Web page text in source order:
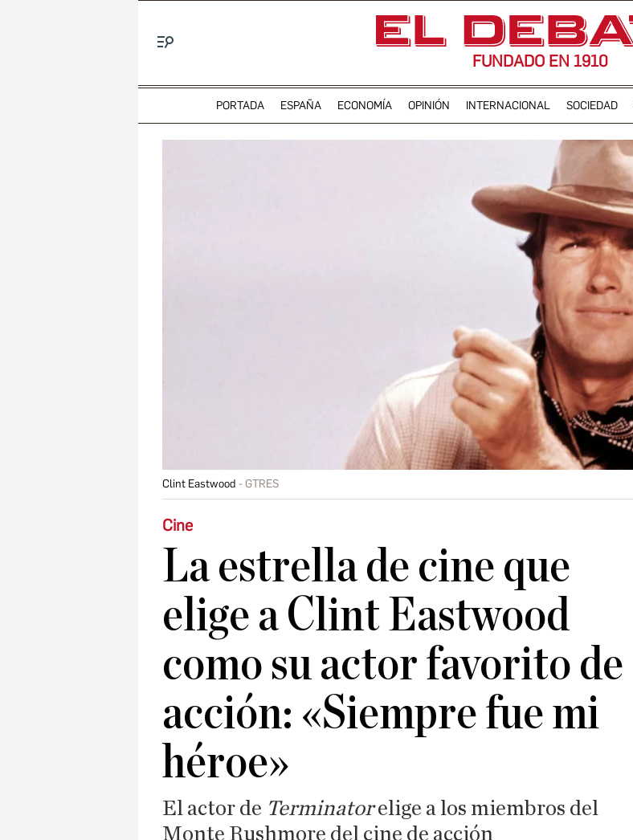
FUNDADO EN 1910
PORTADA ESPAÑA ECONOMÍA OPINIÓN INTERNACIONAL SOCIEDAD
Clint Eastwood GTRES
Cine
La estrella de cine que
elige a Clint Eastwood
como su actor favorito de
acción: «Siempre fue mi
héroe»
El actor de Terminatorelige a los miembros del
Monte Rushmore del cine de acción